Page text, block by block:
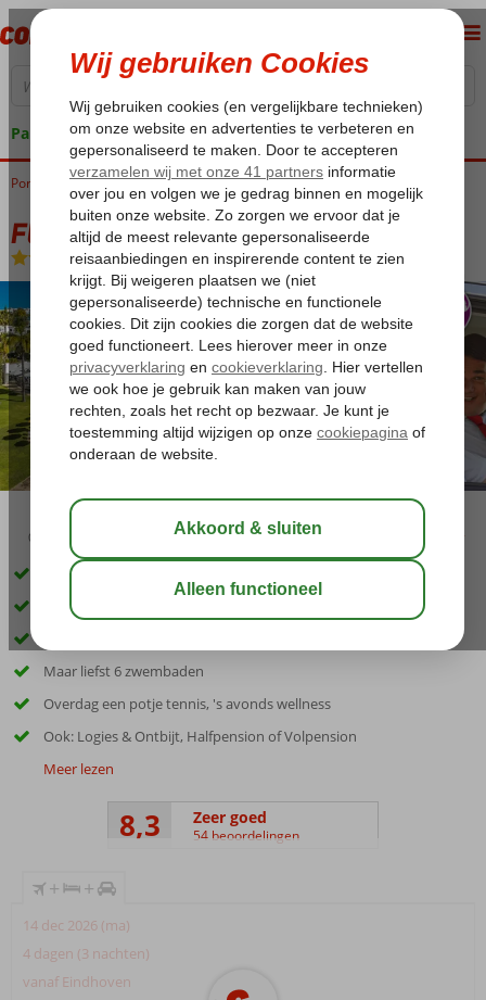
Pakketgarantie
Home
Portugal Algarve Albufeira Fly & Go Balaia Golf Village
Fly & Go Balaia Golf Village
Logies-Appartement
02:45
Inclusief huurauto
Prachtig resort
Maar liefst 6 zwembaden
Overdag een potje tennis, 's avonds wellness
Ook: Logies & Ontbijt, Halfpension of Volpension
Meer lezen
8,3 Zeer goed
54 beoordelingen
+ +
14 dec 2026 (ma)
4 dagen (3 nachten)
vanaf Eindhoven